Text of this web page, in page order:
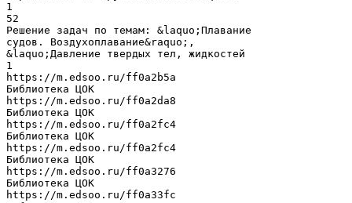
1
52
Решение задач по темам: &laquo;Плавание
судов. Воздухоплавание&raquo;,
&laquo;Давление твердых тел, жидкостей
1
https://m.edsoo.ru/ff0a2b5a
Библиотека ЦОК
https://m.edsoo.ru/ff0a2da8
Библиотека ЦОК
https://m.edsoo.ru/ff0a2fc4
Библиотека ЦОК
https://m.edsoo.ru/ff0a2fc4
Библиотека ЦОК
https://m.edsoo.ru/ff0a3276
Библиотека ЦОК
https://m.edsoo.ru/ff0a33fc